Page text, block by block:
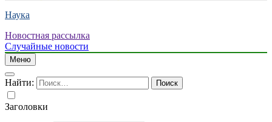
Наука
Новостная рассылка
Случайные новости
Меню
Найти:
Заголовки